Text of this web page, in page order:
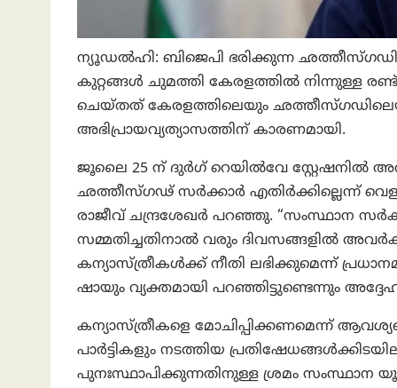
ന്യൂഡല്‍ഹി: ബിജെപി ഭരിക്കുന്ന
കുറ്റങ്ങൾ ചുമത്തി കേരളത്തിൽ നിന്നുള്ള
ചെയ്തത് കേരളത്തിലെയും
അഭിപ്രായവ്യത്യാസത്തിന് കാരണമായി.
ജൂലൈ 25 ന് ദുർഗ് റെയിൽവേ സ്റ്റേഷനിൽ
ഛത്തീസ്ഗഢ് സർക്കാർ എതിർക്കില്ലെന്ന്
രാജീവ് ചന്ദ്രശേഖർ പറഞ്ഞു. “സംസ്ഥാന
സമ്മതിച്ചതിനാൽ വരും ദിവസങ്ങളിൽ
കന്യാസ്ത്രീകൾക്ക് നീതി ലഭിക്കുമെന്ന്
ഷായും വ്യക്തമായി പറഞ്ഞിട്ടുണ്ടെന്നും
കന്യാസ്ത്രീകളെ മോചിപ്പിക്കണമെന്ന്
പാർട്ടികളും നടത്തിയ
പുനഃസ്ഥാപിക്കുന്നതിനുള്ള ശ്രമം സംസ്ഥാന